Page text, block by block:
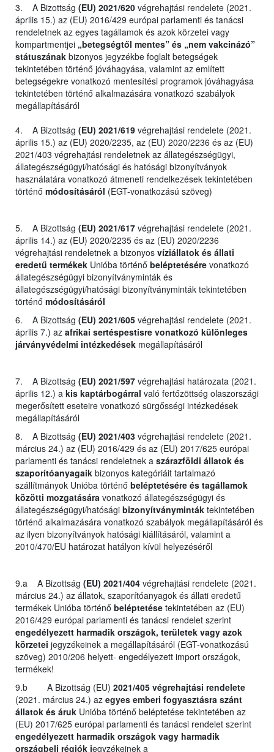
3. A Bizottság (EU) 2021/620 végrehajtási rendelete (2021.
április 15.) az (EU) 2016/429 európai parlamenti és tanácsi
rendeletnek az egyes tagállamok és azok körzetei vagy
kompartmentjei „betegségtől mentes” és „nem vakcinázó”
státuszának bizonyos jegyzékbe foglalt betegségek
tekintetében történő jóváhagyása, valamint az említett
betegségekre vonatkozó mentesítési programok jóváhagyása
tekintetében történő alkalmazására vonatkozó szabályok
megállapításáról
4. A Bizottság (EU) 2021/619 végrehajtási rendelete (2021.
április 15.) az (EU) 2020/2235, az (EU) 2020/2236 és az (EU)
2021/403 végrehajtási rendeletnek az állategészségügyi,
állategészségügyi/hatósági és hatósági bizonyítványok
használatára vonatkozó átmeneti rendelkezések tekintetében
történő módosításáról (EGT-vonatkozású szöveg)
5. A Bizottság (EU) 2021/617 végrehajtási rendelete (2021.
április 14.) az (EU) 2020/2235 és az (EU) 2020/2236
végrehajtási rendeletnek a bizonyos víziállatok és állati
eredetű termékek Unióba történő beléptetésére vonatkozó
állategészségügyi bizonyítványminták és
állategészségügyi/hatósági bizonyítványminták tekintetében
történő módosításáról
6. A Bizottság (EU) 2021/605 végrehajtási rendelete (2021.
április 7.) az afrikai sertéspestisre vonatkozó különleges
járványvédelmi intézkedések megállapításáról
7. A Bizottság (EU) 2021/597 végrehajtási határozata (2021.
április 12.) a kis kaptárbogárral való fertőzöttség olaszországi
megerősített eseteire vonatkozó sürgősségi intézkedések
megállapításáról
8. A Bizottság (EU) 2021/403 végrehajtási rendelete (2021.
március 24.) az (EU) 2016/429 és az (EU) 2017/625 európai
parlamenti és tanácsi rendeletnek a szárazföldi állatok és
szaporítóanyagaik bizonyos kategóriáit tartalmazó
szállítmányok Unióba történő beléptetésére és tagállamok
közötti mozgatására vonatkozó állategészségügyi és
állategészségügyi/hatósági bizonyítványminták tekintetében
történő alkalmazására vonatkozó szabályok megállapításáról és
az ilyen bizonyítványok hatósági kiállításáról, valamint a
2010/470/EU határozat hatályon kívül helyezéséről
9.a A Bizottság (EU) 2021/404 végrehajtási rendelete (2021.
március 24.) az állatok, szaporítóanyagok és állati eredetű
termékek Unióba történő beléptetése tekintetében az (EU)
2016/429 európai parlamenti és tanácsi rendelet szerint
engedélyezett harmadik országok, területek vagy azok
körzetei jegyzékeinek a megállapításáról (EGT-vonatkozású
szöveg) 2010/206 helyett- engedélyezett import országok,
termékek!
9.b A Bizottság (EU) 2021/405 végrehajtási rendelete
(2021. március 24.) az egyes emberi fogyasztásra szánt
állatok és áruk Unióba történő beléptetése tekintetében az
(EU) 2017/625 európai parlamenti és tanácsi rendelet szerint
engedélyezett harmadik országok vagy harmadik
országbeli régiók jegyzékeinek a